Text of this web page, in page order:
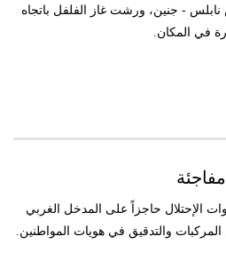
نابلس - جنين، ورشت غاز الفلفل باتجاه
في المكان.
أقامت قوات الإحتلال حاجزاً على المدخل الغربي
المركبات والتدقيق في هويات المواطنين.